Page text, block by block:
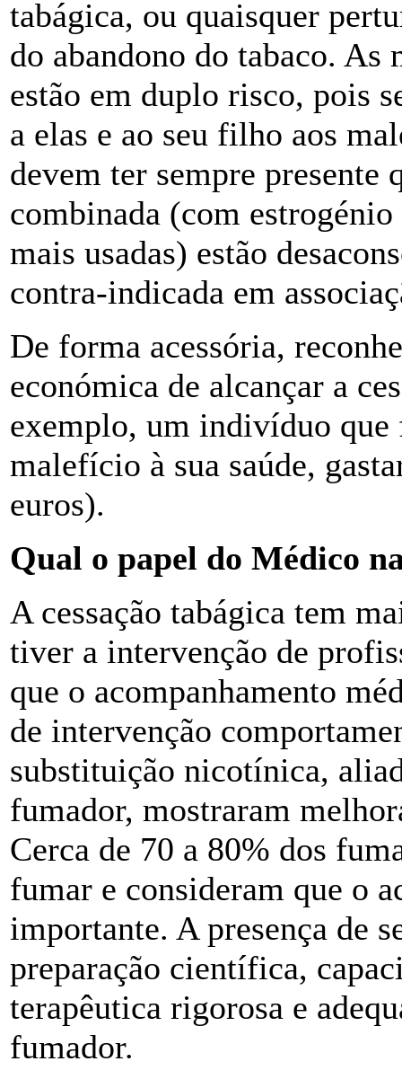
tabágica, ou quaisquer
do abandono do tabaco.
estão em duplo risco, pois
a elas e ao seu filho aos
devem ter sempre presente
combinada (com
mais usadas) estão
contra-indicada em
De forma acessória,
económica de alcançar a
exemplo, um indivíduo que
malefício à sua saúde,
euros).
Qual o papel do Médico
A cessação tabágica tem
tiver a intervenção de
que o acompanhamento
de intervenção
substituição nicotínica,
fumador, mostraram
Cerca de 70 a 80% dos
fumar e consideram que o
importante. A presença de
preparação científica,
terapêutica rigorosa e
fumador.